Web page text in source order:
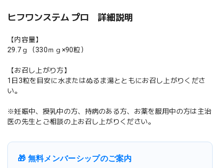
ヒフワンステム プロ 詳細説明
【内容量】
29.7ｇ（330ｍｇ×90粒）
【お召し上がり方】
1日3粒を目安に水またはぬるま湯とともにお召し上がりくださ
い。
※妊娠中、授乳中の方、持病のある方、お薬を服用中の方は主治
医の先生とご相談の上お召し上がりください。
🎁 無料メンバーシップのご案内